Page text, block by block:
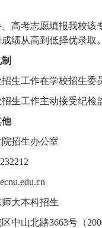
高考志愿填报我校
绩从高到低择优录取。
招生工作在学校招生
招生工作主动接受纪检
他
院招生办公室
大本科招生
中山北路3663号（